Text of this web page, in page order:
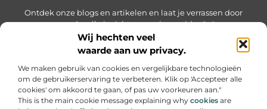
Wij hechten veel
waarde aan uw privacy.
We maken gebruik van cookies en vergelijkbare technologieën
om de gebruikerservaring te verbeteren. Klik op 'Accepteer alle
cookies' om akkoord te gaan, of pas uw voorkeuren aan."
This is the main cookie message explaining why cookies are
Ontdek onze blogs en artikelen en laat je verrassen door
waardevolle inzichten en nieuwe ideeën!
Bericht categorie
Onze informatie